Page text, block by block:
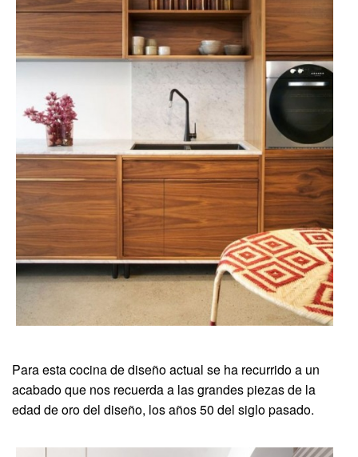
Para esta cocina de diseño actual se ha recurrido a un
acabado que nos recuerda a las grandes piezas de la
edad de oro del diseño, los años 50 del siglo pasado.